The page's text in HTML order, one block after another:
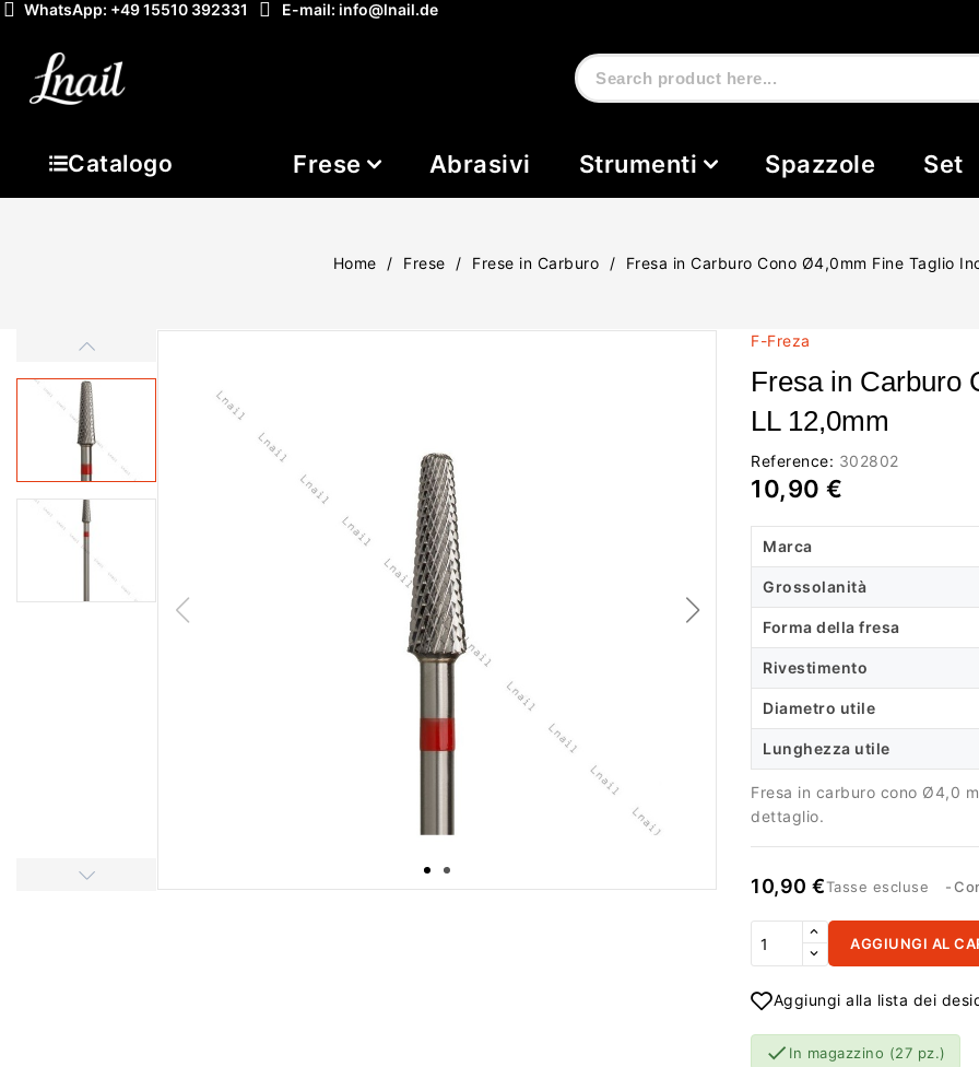
WhatsApp: +49 15510 392331 E-mail: info@lnail.de
Catalogo Frese Abrasivi Strumenti Spazzole Set
Home Frese Frese in Carburo Fresa in Carburo Cono Ø4,0mm Fine Taglio
F-Freza
Fresa in Carburo
LL 12,0mm
Reference: 302802
10,90 €
Marca
Grossolanità
Forma della fresa
Rivestimento
Diametro utile
Lunghezza utile
Fresa in carburo cono Ø4,0
dettaglio.
10,90 €Tasse escluse
AGGIUNGI AL
Aggiungi alla lista dei
 In magazzino (27 pz.)